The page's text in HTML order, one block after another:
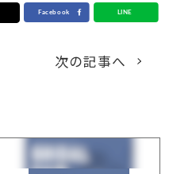
次の記事へ